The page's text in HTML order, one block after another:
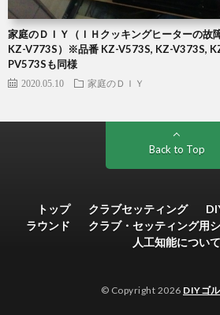
家庭のＤＩＹ（ＩＨクッキングヒーターの故
KZ-V773S）※品番 KZ-V573S, KZ-V373S,
PV573Sも同様
2020.05.10 家庭のＤＩＹ
Back to Top
トップ クラブセッティング
ラウンド
クラブ・セッティング用
人工知能について
© Copyright 2026 DIYゴ